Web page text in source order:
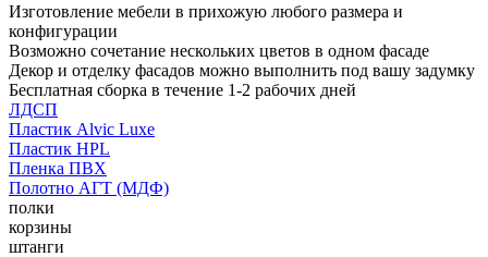
Изготовление мебели в прихожую любого размера и
конфигурации
Возможно сочетание нескольких цветов в одном фасаде
Декор и отделку фасадов можно выполнить под вашу задумку
Бесплатная сборка в течение 1-2 рабочих дней
ЛДСП
Пластик Alvic Luxe
Пластик HPL
Пленка ПВХ
Полотно АГТ (МДФ)
полки
корзины
штанги